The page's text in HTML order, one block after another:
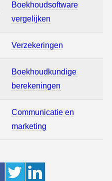
Boekhoudsoftware
vergelijken
Verzekeringen
Boekhoudkundige
berekeningen
Communicatie en
marketing